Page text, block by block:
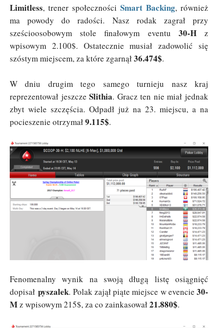
Limitless, trener społeczności Smart Backing, również
ma powody do radości. Nasz rodak zagrał przy
sześcioosobowym stole finałowym eventu 30-Hz
wpisowym 2.100$. Ostatecznie musiał zadowolić się
szóstym miejscem, za które zgarnął36.474$.
W dniu drugim tego samego turnieju nasz kraj
reprezentował jeszczeSlithia. Gracz ten nie miał jednak
zbyt wiele szczęścia. Odpadł już na 23. miejscu, a na
pocieszenie otrzymał9.115$.
Fenomenalny wynik na swoją długą listę osiągnięć
dopisałpyszalek. Polak zajął piąte miejsce w evencie 30-
Mz wpisowym 215$, za co zainkasował21.880$.